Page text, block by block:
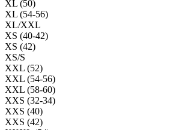
XL (50)
XL (54-56)
XL/XXL
XS (40-42)
XS (42)
XS/S
XXL (52)
XXL (54-56)
XXL (58-60)
XXS (32-34)
XXS (40)
XXS (42)